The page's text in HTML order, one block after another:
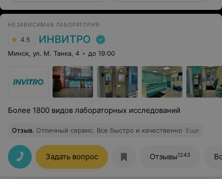
НЕЗАВИСИМАЯ ЛАБОРАТОРИЯ
4.5 ИНВИТРО
Минск, ул. М. Танка, 4 до 19:00
Более 1800 видов лабораторных исследований
Отзыв. Отличный сервис. Все быстро и качественно Еще
Задать вопрос Отзывы1243